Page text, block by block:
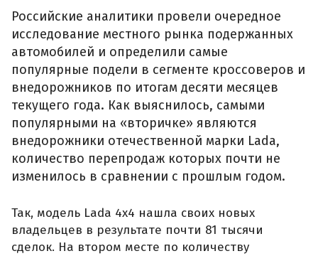
Российские аналитики провели очередное
исследование местного рынка подержанных
автомобилей и определили самые
популярные подели в сегменте кроссоверов и
внедорожников по итогам десяти месяцев
текущего года. Как выяснилось, самыми
популярными на «вторичке» являются
внедорожники отечественной марки Lada,
количество перепродаж которых почти не
изменилось в сравнении с прошлым годом.
Так, модель Lada 4x4 нашла своих новых
владельцев в результате почти 81 тысячи
сделок. На втором месте по количеству